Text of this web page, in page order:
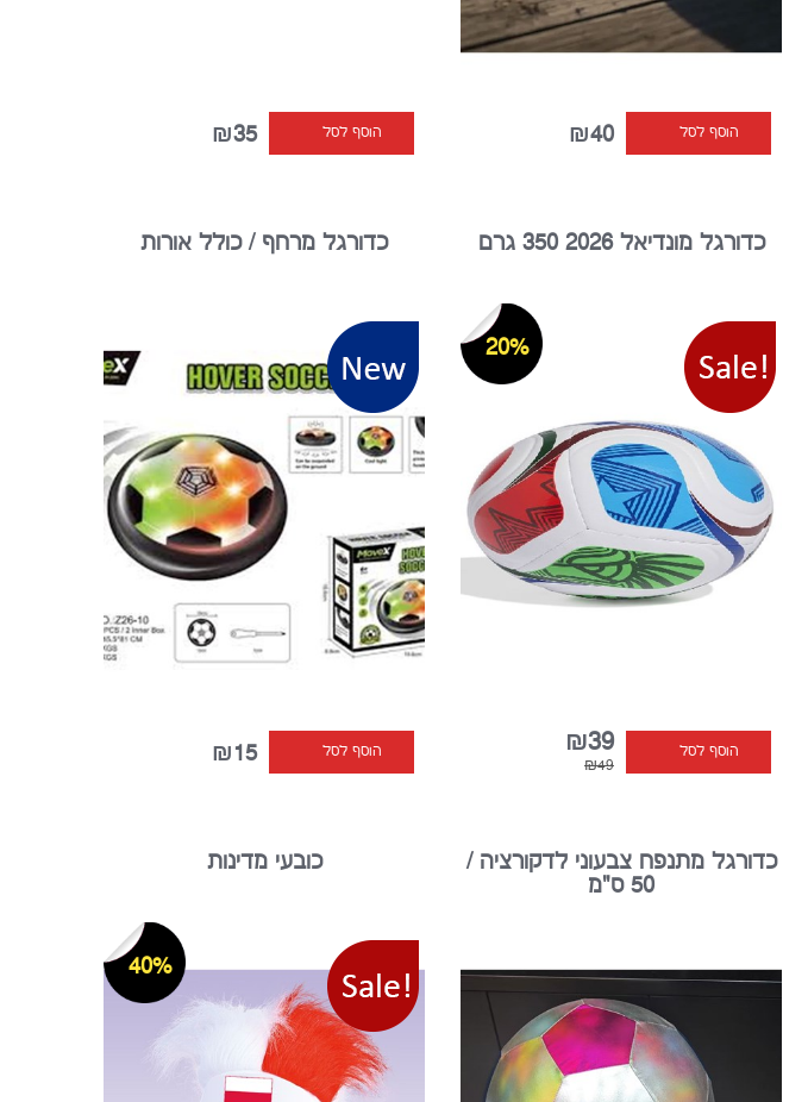
הוסף לסל ₪40 הוסף לסל ₪35
כדורגל מונדיאל 2026 350 גרם
20%
הוסף לסל ₪39
₪49
כדורגל מרחף / כולל אורות
הוסף לסל ₪15
כדורגל מתנפח צבעוני לדקורציה /
50 ס"מ
כובעי מדינות
40%